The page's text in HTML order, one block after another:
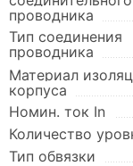
проводника
Тип соединения
проводника
Материал
корпуса
Номин. ток In
Количество
Тип обвязки